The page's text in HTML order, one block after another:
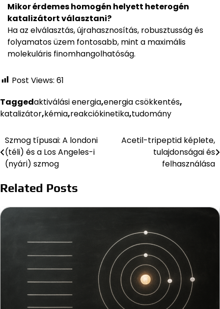
Mikor érdemes homogén helyett heterogén
katalizátort választani?
Ha az elválasztás, újrahasznosítás, robusztusság és
folyamatos üzem fontosabb, mint a maximális
molekuláris finomhangolhatóság.
Post Views: 61
Taggedaktiválási energia,energia csökkentés,
katalizátor,kémia,reakciókinetika,tudomány
Bejegyzés
navigáció
Szmog típusai: A londoni
(téli) és a Los Angeles-i
(nyári) szmog
Acetil-tripeptid képlete,
tulajdonságai és
felhasználása
Related Posts